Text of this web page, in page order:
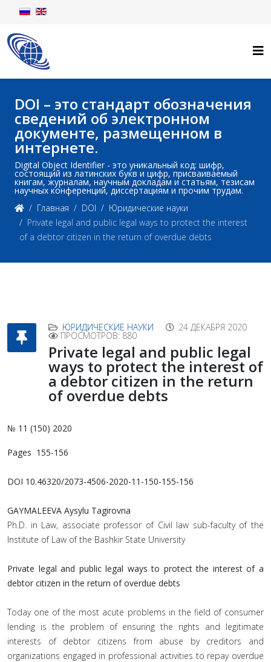
DOI – это стандарт обозначения
сведений об электронном
документе, размещенном в
интернете.
Digital Object Identifier - это уникальный код: шифр,
состоящий из латинских букв и цифр, присваиваемый
книгам, журналам, научным докладам и статьям, тезисам
научных конференций, диссертациям и прочим трудам.
Главная
DOI
Юридические науки
Private legal and public legal ways to protect the interest
of a debtor citizen in the return of overdue debts
ЮРИДИЧЕСКИЕ НАУКИ 24 ДЕКАБРЯ 2020
ПРОСМОТРОВ: 880
Private legal and public legal
ways to protect the interest of
a debtor citizen in the return
of overdue debts
№ 11 (150) 2020
Pages 155-156
DOI 10.46320/2073-4506-2020-11-150-155-156
GAYMALEEVA Aysylu Tagirovna
Ph.D. in Law, associate professor of Civil law sub-faculty of the
Institute of Law of the Bashkir State University
Private legal and public legal ways to protect the interest of a
debtor citizen in the return of overdue debts
Today one of the most acute problems in the field of consumer
lending is the problem of ensuring the rights and legitimate
interests of debtor citizens from abuse by creditors and
organizations engaged in professional activities to repay overdue